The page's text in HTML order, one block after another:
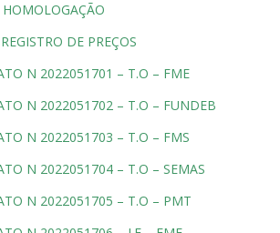
DE PREÇOS
N 2022051701 – T.O – FME
N 2022051702 – T.O – FUNDEB
N 2022051703 – T.O – FMS
N 2022051704 – T.O – SEMAS
N 2022051705 – T.O – PMT